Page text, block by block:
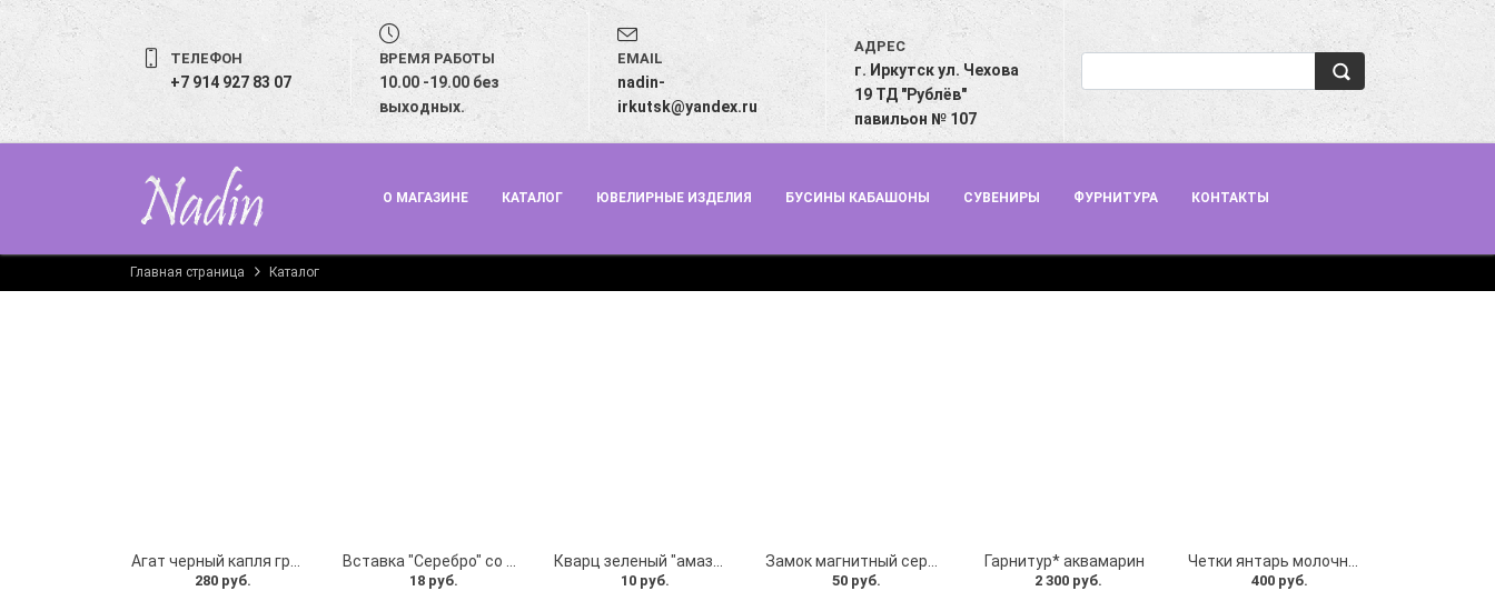
ТЕЛЕФОН
+7 914 927 83 07
ВРЕМЯ РАБОТЫ
10.00 -19.00 без
выходных.
EMAIL
nadin-
irkutsk@yandex.ru
АДРЕС
г. Иркутск ул. Чехова
19 ТД "Рублёв"
павильон № 107
О МАГАЗИНЕ КАТАЛОГ ЮВЕЛИРНЫЕ ИЗДЕЛИЯ БУСИНЫ КАБАШОНЫ СУВЕНИРЫ ФУРНИТУРА КОНТАКТЫ
Главная страница Каталог
Агат черный капля граненая
280 руб.
Вставка "Серебро" со стразами ф12,5мм 6тигранник
18 руб.
Кварц зеленый "амазонит" ф8 мм
10 руб.
Замок магнитный серый на шнур
50 руб.
Гарнитур* аквамарин
2 300 руб.
Четки янтарь молочный (108 бусин)
400 руб.